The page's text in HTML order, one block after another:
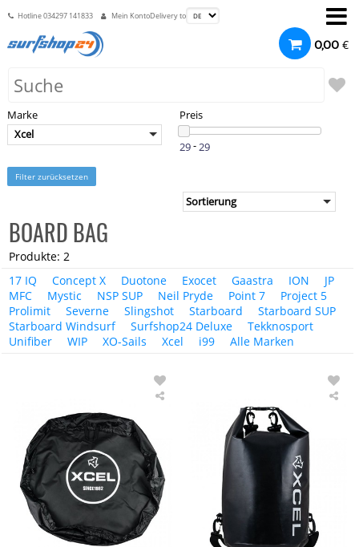
Hotline034297 141833 Mein KontoDelivery to
0,00 €
Marke
Xcel
Preis
-
Filter zurücksetzen
BOARD BAG
Produkte: 2
17 IQ
Concept X Duotone Exocet Gaastra ION
JP
MFC
Mystic NSP SUP Neil Pryde Point 7
Project 5
Prolimit
Severne Slingshot Starboard
Starboard SUP
Starboard Windsurf
Surfshop24 Deluxe
Tekknosport
Unifiber
WIP XO-Sails Xcel i99 Alle Marken
Neoprenanzug